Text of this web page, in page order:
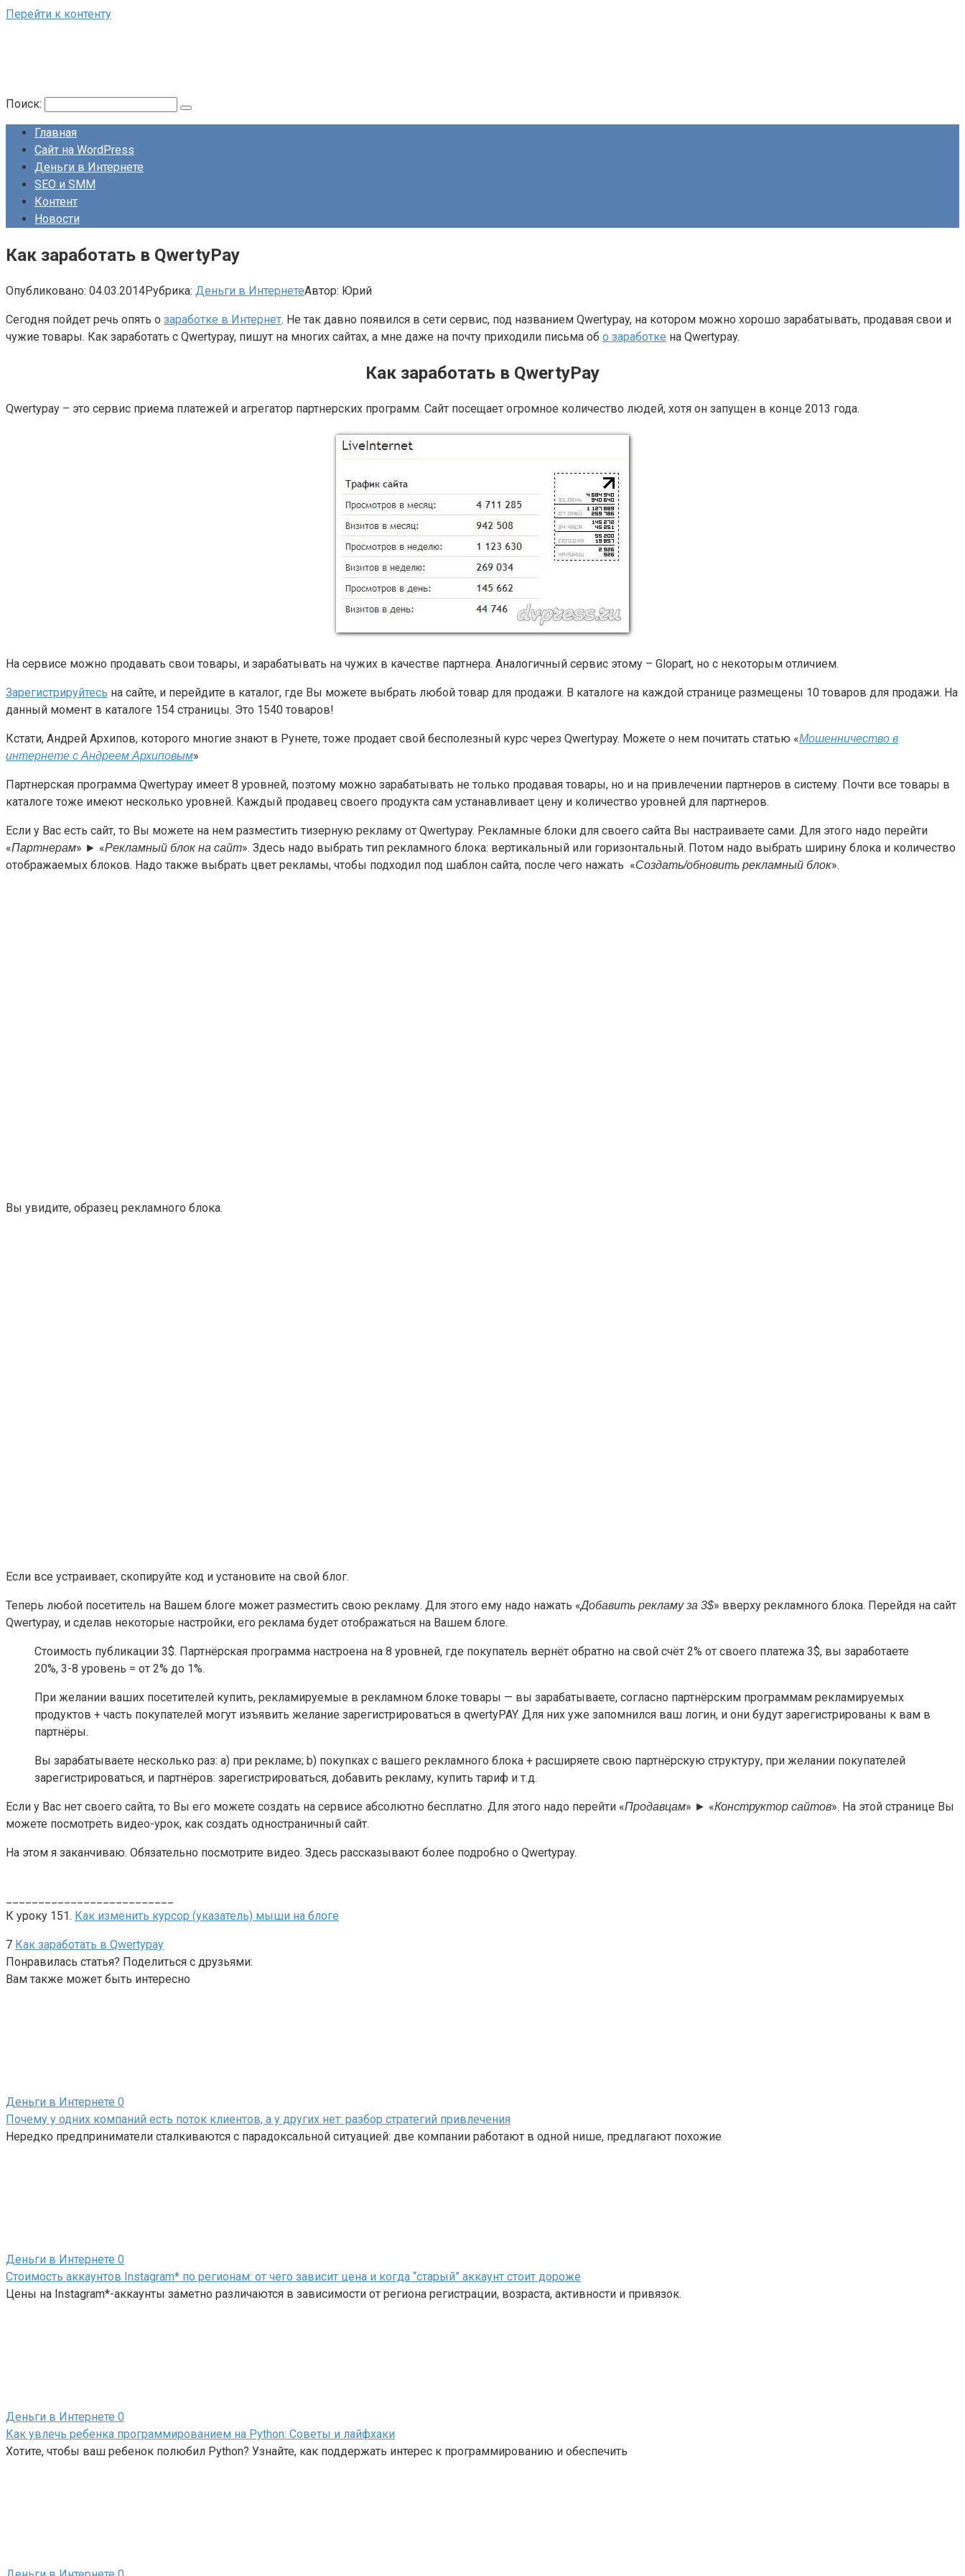
Перейти к контенту
Поиск:
Главная
Сайт на WordPress
Деньги в Интернете
SEO и SMM
Контент
Новости
Как заработать в QwertyPay
Опубликовано: 04.03.2014Рубрика: Деньги в ИнтернетеАвтор: Юрий
Сегодня пойдет речь опять о заработке в Интернет. Не так давно появился в сети сервис, под названием Qwertypay, на котором можно хорошо зарабатывать, продавая свои и
чужие товары. Как заработать с Qwertypay, пишут на многих сайтах, а мне даже на почту приходили письма об о заработке на Qwertypay.
Как заработать в QwertyPay
Qwertypay – это сервис приема платежей и агрегатор партнерских программ. Сайт посещает огромное количество людей, хотя он запущен в конце 2013 года.
На сервисе можно продавать свои товары, и зарабатывать на чужих в качестве партнера. Аналогичный сервис этому – Glopart, но с некоторым отличием.
Зарегистрируйтесь на сайте, и перейдите в каталог, где Вы можете выбрать любой товар для продажи. В каталоге на каждой странице размещены 10 товаров для продажи. На
данный момент в каталоге 154 страницы. Это 1540 товаров!
Кстати, Андрей Архипов, которого многие знают в Рунете, тоже продает свой бесполезный курс через Qwertypay. Можете о нем почитать статью «Мошенничество в
интернете с Андреем Архиповым»
Партнерская программа Qwertypay имеет 8 уровней, поэтому можно зарабатывать не только продавая товары, но и на привлечении партнеров в систему. Почти все товары в
каталоге тоже имеют несколько уровней. Каждый продавец своего продукта сам устанавливает цену и количество уровней для партнеров.
Если у Вас есть сайт, то Вы можете на нем разместить тизерную рекламу от Qwertypay. Рекламные блоки для своего сайта Вы настраиваете сами. Для этого надо перейти
«Партнерам» ► «Рекламный блок на сайт». Здесь надо выбрать тип рекламного блока: вертикальный или горизонтальный. Потом надо выбрать ширину блока и количество
отображаемых блоков. Надо также выбрать цвет рекламы, чтобы подходил под шаблон сайта, после чего нажать «Создать/обновить рекламный блок».
Вы увидите, образец рекламного блока.
Если все устраивает, скопируйте код и установите на свой блог.
Теперь любой посетитель на Вашем блоге может разместить свою рекламу. Для этого ему надо нажать «Добавить рекламу за 3$» вверху рекламного блока. Перейдя на сайт
Qwertypay, и сделав некоторые настройки, его реклама будет отображаться на Вашем блоге.
Стоимость публикации 3$. Партнёрская программа настроена на 8 уровней, где покупатель вернёт обратно на свой счёт 2% от своего платежа 3$, вы заработаете
20%, 3-8 уровень = от 2% до 1%.
При желании ваших посетителей купить, рекламируемые в рекламном блоке товары — вы зарабатываете, согласно партнёрским программам рекламируемых
продуктов + часть покупателей могут изъявить желание зарегистрироваться в qwertyPAY. Для них уже запомнился ваш логин, и они будут зарегистрированы к вам в
партнёры.
Вы зарабатываете несколько раз: а) при рекламе; b) покупках с вашего рекламного блока + расширяете свою партнёрскую структуру, при желании покупателей
зарегистрироваться, и партнёров: зарегистрироваться, добавить рекламу, купить тариф и т.д.
Если у Вас нет своего сайта, то Вы его можете создать на сервисе абсолютно бесплатно. Для этого надо перейти «Продавцам» ► «Конструктор сайтов». На этой странице Вы
можете посмотреть видео-урок, как создать одностраничный сайт.
На этом я заканчиваю. Обязательно посмотрите видео. Здесь рассказывают более подробно о Qwertypay.
К уроку 151. Как изменить курсор (указатель) мыши на блоге
7 Как заработать в Qwertypay
Понравилась статья? Поделиться с друзьями:
Вам также может быть интересно
Деньги в Интернете 0
Почему у одних компаний есть поток клиентов, а у других нет: разбор стратегий привлечения
Нередко предприниматели сталкиваются с парадоксальной ситуацией: две компании работают в одной нише, предлагают похожие
Деньги в Интернете 0
Стоимость аккаунтов Instagram* по регионам: от чего зависит цена и когда “старый” аккаунт стоит дороже
Цены на Instagram*-аккаунты заметно различаются в зависимости от региона регистрации, возраста, активности и привязок.
Деньги в Интернете 0
Как увлечь ребенка программированием на Python: Советы и лайфхаки
Хотите, чтобы ваш ребенок полюбил Python? Узнайте, как поддержать интерес к программированию и обеспечить